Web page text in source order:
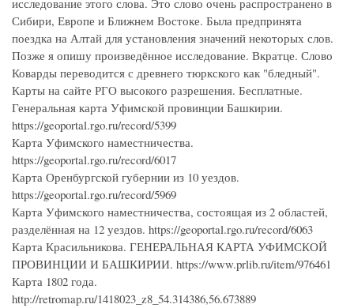
исследование этого слова. Это слово очень распространено в
Сибири, Европе и Ближнем Востоке. Была предпринята
поездка на Алтай для установления значений некоторых слов.
Позже я опишу произведённое исследование. Вкратце. Слово
Коварды переводится с древнего тюркского как "бледный".
Карты на сайте РГО высокого разрешения. Бесплатные.
Генеральная карта Уфимской провинции Башкирии.
https://geoportal.rgo.ru/record/5399
Карта Уфимского наместничества.
https://geoportal.rgo.ru/record/6017
Карта Оренбургской губернии из 10 уездов.
https://geoportal.rgo.ru/record/5969
Карта Уфимского наместничества, состоящая из 2 областей,
разделённая на 12 уездов. https://geoportal.rgo.ru/record/6063
Карта Красильникова. ГЕНЕРАЛЬНАЯ КАРТА УФИМСКОЙ
ПРОВИНЦИИ И БАШКИРИИ. https://www.prlib.ru/item/976461
Карта 1802 года.
http://retromap.ru/1418023_z8_54.314386,56.673889